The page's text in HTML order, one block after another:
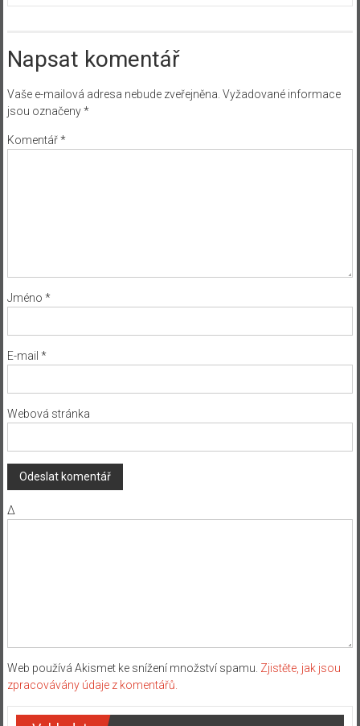
Napsat komentář
Vaše e-mailová adresa nebude zveřejněna. Vyžadované informace
jsou označeny*
Komentář*
Jméno *
E-mail *
Webová stránka
Δ
Web používá Akismet ke snížení množství spamu. Zjistěte, jak jsou
zpracovávány údaje z komentářů.